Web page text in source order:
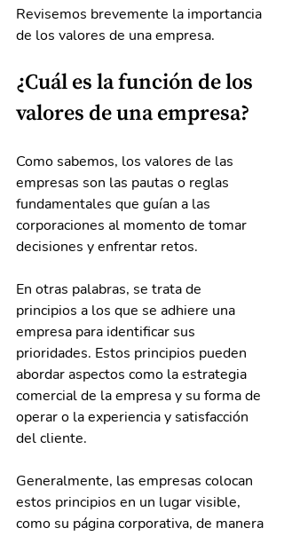
Revisemos brevemente la importancia
de los valores de una empresa.
¿Cuál es la función de los
valores de una empresa?
Como sabemos, los valores de las
empresas son las pautas o reglas
fundamentales que guían a las
corporaciones al momento de tomar
decisiones y enfrentar retos.
En otras palabras, se trata de
principios a los que se adhiere una
empresa para identificar sus
prioridades. Estos principios pueden
abordar aspectos como la estrategia
comercial de la empresa y su forma de
operar o la experiencia y satisfacción
del cliente.
Generalmente, las empresas colocan
estos principios en un lugar visible,
como su página corporativa, de manera